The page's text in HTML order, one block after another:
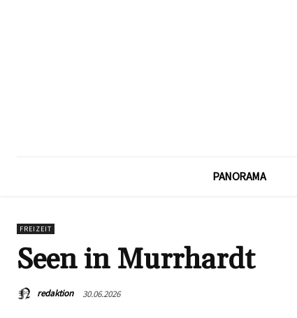
PANORAMA
FREIZEIT
Seen in Murrhardt
redaktion 30.06.2026